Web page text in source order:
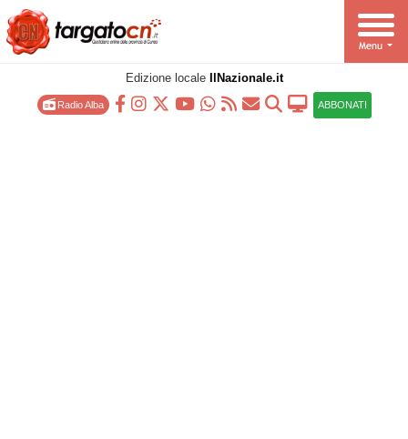
Edizione locale IlNazionale.it
Radio Alba ABBONATI